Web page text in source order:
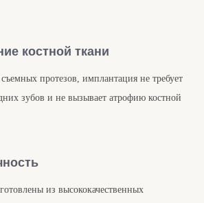
костной ткани
протезов, имплантация не требует
зубов и не вызывает атрофию костной
из высококачественных